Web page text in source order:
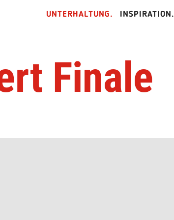
UNTERHALTUNG. INSPIRATION.
Finale